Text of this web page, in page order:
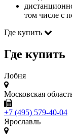
том числе с
Где купить
Где купить
Лобня
Московская
+7 (495) 579-40-04
Ярославль